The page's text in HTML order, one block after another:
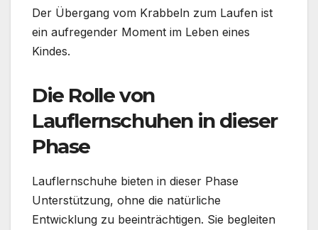
Der Übergang vom Krabbeln zum Laufen ist
ein aufregender Moment im Leben eines
Kindes.
Die Rolle von
Lauflernschuhen in dieser
Phase
Lauflernschuhe bieten in dieser Phase
Unterstützung, ohne die natürliche
Entwicklung zu beeinträchtigen. Sie begleiten